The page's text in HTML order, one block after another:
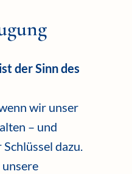
der Sinn des
wir unser
– und
Schlüssel dazu.